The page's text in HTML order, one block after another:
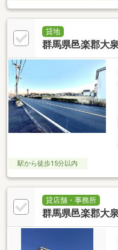
貸地
群馬県邑楽郡大
駅から徒歩15分以内
貸店舗・事務所
群馬県邑楽郡大